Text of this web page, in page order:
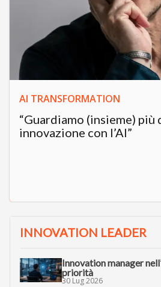
AI TRANSFORMATION
“Guardiamo (insieme) più
innovazione con l’AI”
INNOVATION LEADER
Innovation manager
priorità
30 Lug 2026